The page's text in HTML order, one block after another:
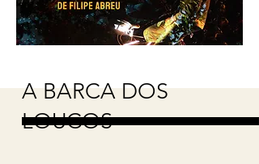
A BARCA DOS
LOUCOS